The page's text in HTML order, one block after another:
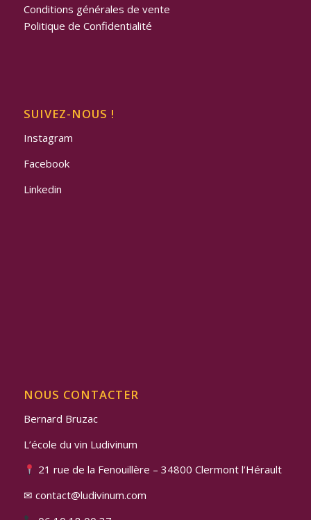
Conditions générales de vente
Politique de Confidentialité
SUIVEZ-NOUS !
Instagram
Facebook
Linkedin
NOUS CONTACTER
Bernard Bruzac
L’école du vin Ludivinum
21 rue de la Fenouillère – 34800 Clermont l’Hérault
✉ contact@ludivinum.com